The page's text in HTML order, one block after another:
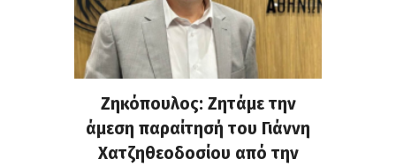
Ζηκόπουλος: Ζητάμε την
άμεση παραίτησή του Γιάννη
Χατζηθεοδοσίου από την